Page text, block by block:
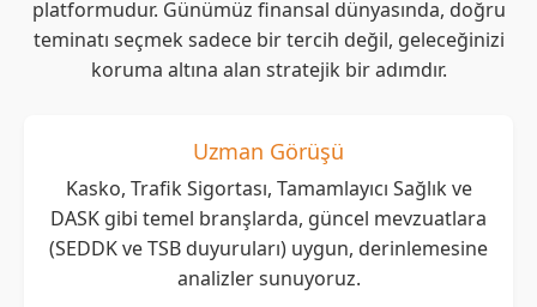
platformudur. Günümüz finansal dünyasında, doğru
teminatı seçmek sadece bir tercih değil, geleceğinizi
koruma altına alan stratejik bir adımdır.
Uzman Görüşü
Kasko, Trafik Sigortası, Tamamlayıcı Sağlık ve
DASK gibi temel branşlarda, güncel mevzuatlara
(SEDDK ve TSB duyuruları) uygun, derinlemesine
analizler sunuyoruz.